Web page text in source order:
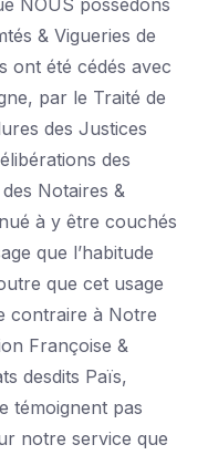
NOUS possédons
& Vigueries de
ont été cédés avec
par le Traité de
des Justices
des
Notaires &
à y être couchés
que l’habitude
que cet usage
contraire à Notre
Françoise &
desdits Païs,
témoignent pas
notre service que